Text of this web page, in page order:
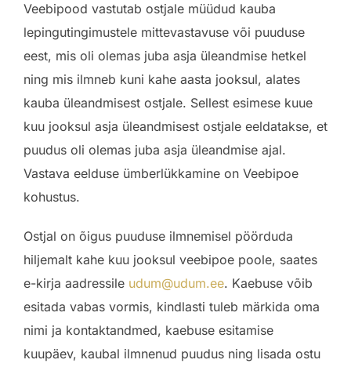
Veebipood vastutab ostjale müüdud kauba
lepingutingimustele mittevastavuse või puuduse
eest, mis oli olemas juba asja üleandmise hetkel
ning mis ilmneb kuni kahe aasta jooksul, alates
kauba üleandmisest ostjale. Sellest esimese kuue
kuu jooksul asja üleandmisest ostjale eeldatakse, et
puudus oli olemas juba asja üleandmise ajal.
Vastava eelduse ümberlükkamine on Veebipoe
kohustus.
Ostjal on õigus puuduse ilmnemisel pöörduda
hiljemalt kahe kuu jooksul veebipoe poole, saates
e-kirja aadressile udum@udum.ee. Kaebuse võib
esitada vabas vormis, kindlasti tuleb märkida oma
nimi ja kontaktandmed, kaebuse esitamise
kuupäev, kaubal ilmnenud puudus ning lisada ostu